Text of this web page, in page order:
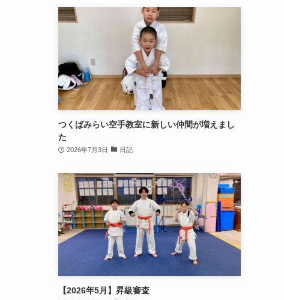
つくばみらい空手教室に新しい仲間が増えまし
た
2026年7月3日 日記
【2026年5月】昇級審査